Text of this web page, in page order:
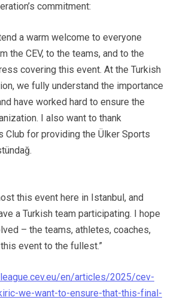
commitment:
a warm welcome to everyone
the CEV, to the teams, and to the
covering this event. At the Turkish
we fully understand the importance
have worked hard to ensure the
I also want to thank
Club for providing the Ülker Sports
this event here in Istanbul, and
a Turkish team participating. I hope
– the teams, athletes, coaches,
event to the fullest.”
en/articles/2025/cev-
we-want-to-ensure-that-this-final-